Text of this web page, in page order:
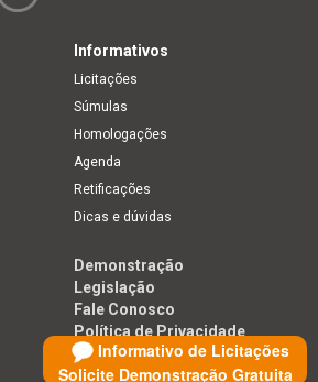
Informativo de Licitações
Solicite Demonstração Gratuita
Informativos
Licitações
Súmulas
Homologações
Agenda
Retificações
Dicas e dúvidas
Demonstração
Legislação
Fale Conosco
Política de Privacidade